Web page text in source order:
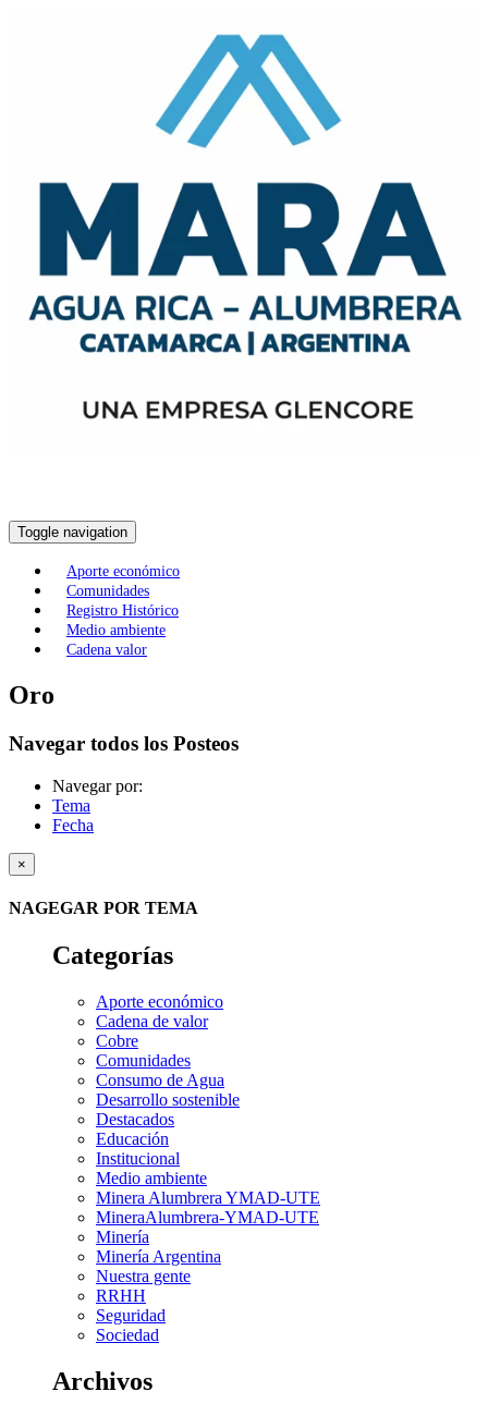
Toggle navigation
Aporte económico
Comunidades
Registro Histórico
Medio ambiente
Cadena valor
Oro
Navegar todos los Posteos
Navegar por:
Tema
Fecha
×
NAGEGAR POR TEMA
Categorías
Aporte económico
Cadena de valor
Cobre
Comunidades
Consumo de Agua
Desarrollo sostenible
Destacados
Educación
Institucional
Medio ambiente
Minera Alumbrera YMAD-UTE
MineraAlumbrera-YMAD-UTE
Minería
Minería Argentina
Nuestra gente
RRHH
Seguridad
Sociedad
Archivos